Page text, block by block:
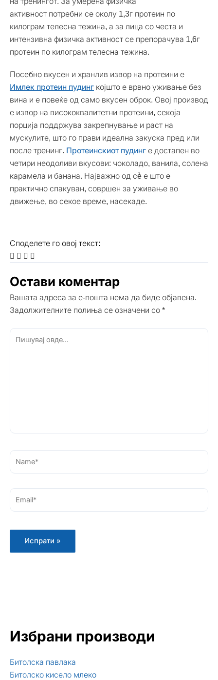
активност потребни се околу 1,3г протеин по
килограм телесна тежина, а за лица со честа и
интензивна физичка активност се препорачува 1,6г
протеин по килограм телесна тежина.
Посебно вкусен и хранлив извор на протеини е
Имлек протеин пудинг којшто е врвно уживање без
вина и е повеќе од само вкусен оброк. Овој производ
е извор на висококвалитетни протеини, секоја
порција поддржува закрепнување и раст на
мускулите, што го прави идеална закуска пред или
после тренинг. Протеинскиот пудинг е достапен во
четири неодоливи вкусови: чоколадо, ванила, солена
карамела и банана. Најважно од сè е што е
практично спакуван, совршен за уживање во
движење, во секое време, насекаде.
Споделете го овој текст:
Остави коментар
Вашата адреса за е-пошта нема да биде објавена.
Задолжителните полиња се означени со *
Пишувај
овде...
Name*
Email*
Избрани производи
Битолска павлака
Битолско кисело млеко